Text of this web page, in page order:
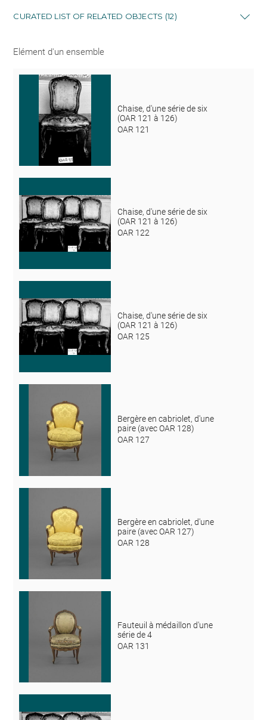
CURATED LIST OF RELATED OBJECTS (12)
Elément d'un ensemble
Chaise, d'une série de six
(OAR 121 à 126)
OAR 121
Chaise, d'une série de six
(OAR 121 à 126)
OAR 122
Chaise, d'une série de six
(OAR 121 à 126)
OAR 125
Bergère en cabriolet, d'une
paire (avec OAR 128)
OAR 127
Bergère en cabriolet, d'une
paire (avec OAR 127)
OAR 128
Fauteuil à médaillon d'une
série de 4
OAR 131